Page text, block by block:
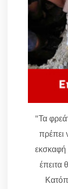
"Τα
πρέπει
εκσκαφή
έπειτα